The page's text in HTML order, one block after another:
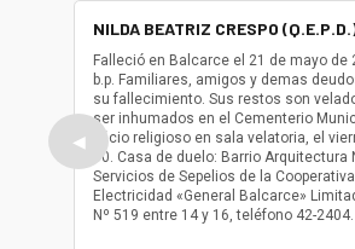
◀
NILDA BEATRIZ CRESPO
Falleció en Balcarce el 21 de mayo de
b.p. Familiares, amigos y demas
su fallecimiento. Sus restos son
ser inhumados en el Cementerio
oficio religioso en sala velatoria, el
10. Casa de duelo: Barrio Arquitectura
Servicios de Sepelios de la
Electricidad «General Balcarce»
Nº 519 entre 14 y 16, teléfono 42-2404.